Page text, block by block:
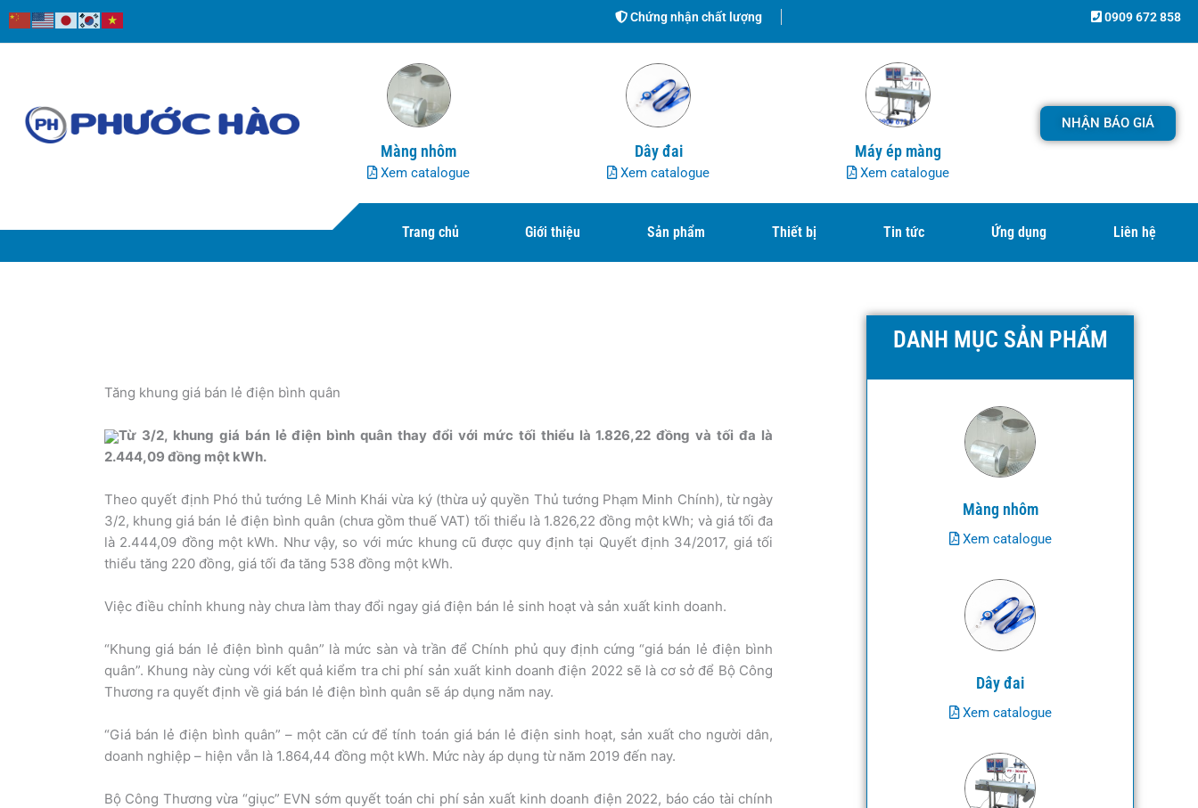
Nhảy
tới
Chứng nhận chất lượng 0909 672 858
Màng nhôm
Xem catalogue
Dây đai
Xem catalogue
Máy ép màng
Xem catalogue
NHẬN BÁO GIÁ
Trang chủ Giới thiệu Sản phẩm Thiết bị Tin tức Ứng dụng Liên hệ
Tăng khung giá bán lẻ điện bình quân
Từ 3/2, khung giá bán lẻ điện bình quân thay đổi với mức tối thiểu là 1.826,22 đồng và tối đa là
2.444,09 đồng một kWh.
Theo quyết định Phó thủ tướng Lê Minh Khái vừa ký (thừa uỷ quyền Thủ tướng Phạm Minh Chính), từ ngày
3/2, khung giá bán lẻ điện bình quân (chưa gồm thuế VAT) tối thiểu là 1.826,22 đồng một kWh; và giá tối đa
là 2.444,09 đồng một kWh. Như vậy, so với mức khung cũ được quy định tại Quyết định 34/2017, giá tối
thiểu tăng 220 đồng, giá tối đa tăng 538 đồng một kWh.
Việc điều chỉnh khung này chưa làm thay đổi ngay giá điện bán lẻ sinh hoạt và sản xuất kinh doanh.
“Khung giá bán lẻ điện bình quân” là mức sàn và trần để Chính phủ quy định cứng “giá bán lẻ điện bình
quân”. Khung này cùng với kết quả kiểm tra chi phí sản xuất kinh doanh điện 2022 sẽ là cơ sở để Bộ Công
Thương ra quyết định về giá bán lẻ điện bình quân sẽ áp dụng năm nay.
“Giá bán lẻ điện bình quân” – một căn cứ để tính toán giá bán lẻ điện sinh hoạt, sản xuất cho người dân,
doanh nghiệp – hiện vẫn là 1.864,44 đồng một kWh. Mức này áp dụng từ năm 2019 đến nay.
Bộ Công Thương vừa “giục” EVN sớm quyết toán chi phí sản xuất kinh doanh điện 2022, báo cáo tài chính
DANH MỤC SẢN PHẨM
Màng nhôm
Xem catalogue
Dây đai
Xem catalogue